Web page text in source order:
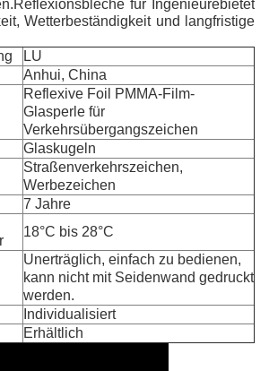
Reflexionsbleche für Ingenieurebietet
Wetterbeständigkeit und langfristige
LU
Anhui, China
Reflexive Foil PMMA-Film-
Glasperle für
Verkehrsübergangszeichen
Glaskugeln
Straßenverkehrszeichen,
Werbezeichen
7 Jahre
18°C bis 28°C
Unerträglich, einfach zu bedienen,
kann nicht mit Seidenwand gedruckt
werden.
Individualisiert
Erhältlich